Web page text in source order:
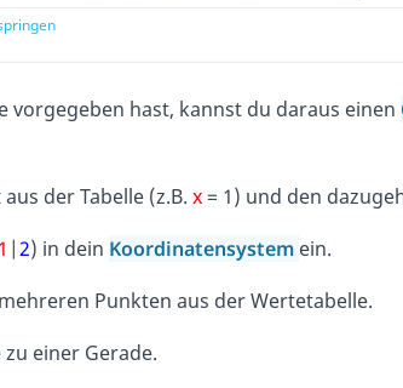
vorgegeben hast, kannst du daraus einen
der Tabelle (z.B. x= 1) und den
1 |2) in dein Koordinatensystem ein.
Punkten aus der Wertetabelle.
einer Gerade.